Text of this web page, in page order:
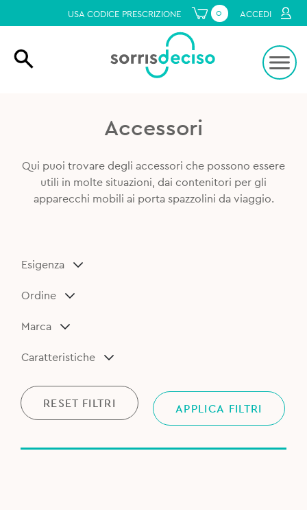
USA CODICE PRESCRIZIONE 0 ACCEDI
Accessori
Qui puoi trovare degli accessori che possono essere
utili in molte situazioni, dai contenitori per gli
apparecchi mobili ai porta spazzolini da viaggio.
Esigenza
Ordine
Marca
Caratteristiche
RESET FILTRI APPLICA FILTRI